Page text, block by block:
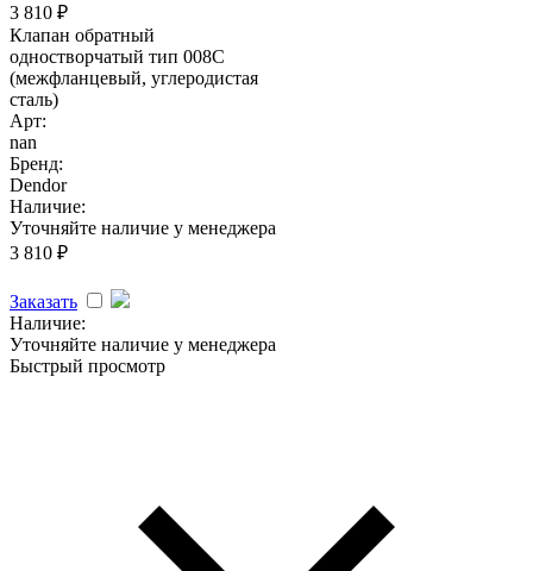
3 810 ₽
Клапан обратный
одностворчатый тип 008C
(межфланцевый, углеродистая
сталь)
Арт:
nan
Бренд:
Dendor
Наличие:
Уточняйте наличие у менеджера
3 810 ₽
Заказать
Наличие:
Уточняйте наличие у менеджера
Быстрый просмотр